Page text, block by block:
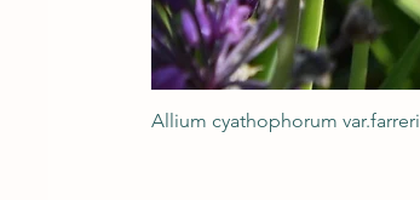
Allium cyathophorum var.farreri